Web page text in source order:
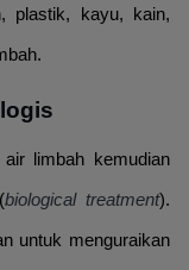
plastik, kayu, kain,
limbah kemudian
biological treatment).
untuk menguraikan